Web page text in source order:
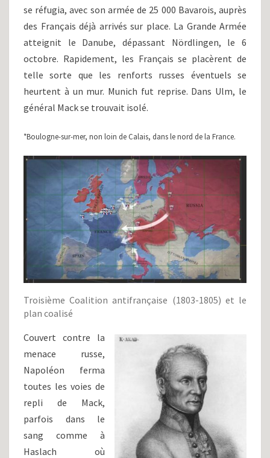
se réfugia, avec son armée de 25 000 Bavarois, auprès
des Français déjà arrivés sur place. La Grande Armée
atteignit le Danube, dépassant Nördlingen, le 6
octobre. Rapidement, les Français se placèrent de
telle sorte que les renforts russes éventuels se
heurtent à un mur. Munich fut reprise. Dans Ulm, le
général Mack se trouvait isolé.
*Boulogne-sur-mer, non loin de Calais, dans le nord de la France.
Troisième Coalition antifrançaise (1803-1805) et le
plan coalisé
Couvert contre la
menace russe,
Napoléon ferma
toutes les voies de
repli de Mack,
parfois dans le
sang comme à
Haslach où